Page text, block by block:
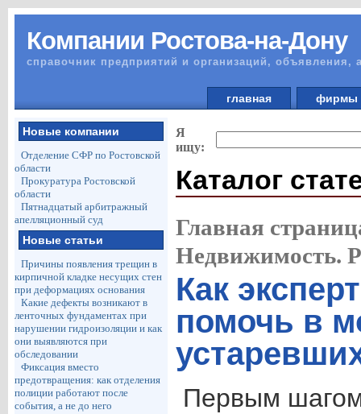
Компании Ростова-на-Дону
справочник предприятий и организаций, объявления,
главная
Новые компании
Отделение СФР по Ростовской
области
Прокуратура Ростовской
области
Пятнадцатый арбитражный
апелляционный суд
Новые статьи
Причины появления трещин в
кирпичной кладке несущих стен
при деформациях основания
Какие дефекты возникают в
ленточных фундаментах при
нарушении гидроизоляции и как
они выявляются при
обследовании
Фиксация вместо
предотвращения: как отделения
полиции работают после
события, а не до него
Я
ищу:
Каталог
Главная
Недвижимость.
Как
помочь в
Первым